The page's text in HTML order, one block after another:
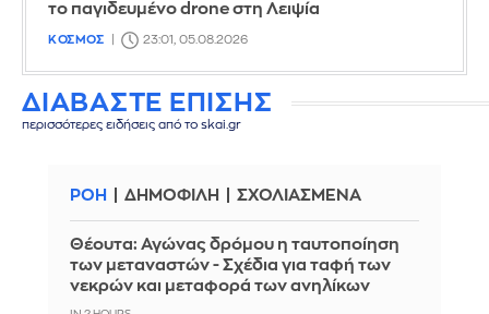
το παγιδευμένο drone στη Λειψία
ΚΟΣΜΟΣ 23:01, 05.08.2026
ΔΙΑΒΑΣΤΕ ΕΠΙΣΗΣ
περισσότερες ειδήσεις από το skai.gr
ΡΟΗ ΔΗΜΟΦΙΛΗ ΣΧΟΛΙΑΣΜΕΝΑ
Θέουτα: Αγώνας δρόμου η ταυτοποίηση
των μεταναστών - Σχέδια για ταφή των
νεκρών και μεταφορά των ανηλίκων